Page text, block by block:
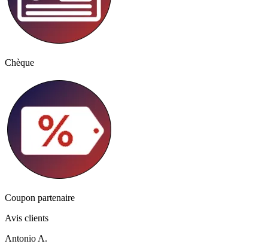
Chèque
Coupon partenaire
Avis clients
Antonio A.